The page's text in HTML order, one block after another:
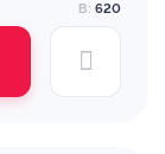
В: 620